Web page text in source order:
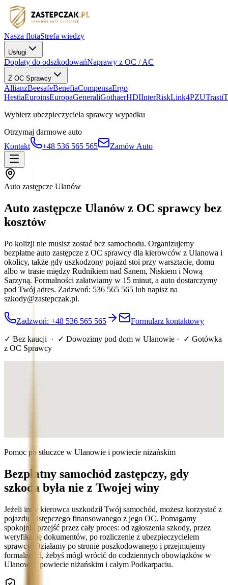
Nasza flotaStrefa wiedzy
Usługi
Dopłaty do odszkodowańNaprawy z OC / AC
Z OC Sprawcy
AllianzBeesafeBenefiaCompensaErgo
HestiaEuroinsEuropaGeneraliGothaerHDIInterRiskLink4PZUTrasti
Wybierz ubezpieczyciela sprawcy wypadku
Otrzymaj darmowe auto
Kontakt
+48 536 565 565 Zamów Auto
Auto zastępcze Ulanów
Auto zastępcze Ulanów z OC sprawcy bez
kosztów
Po kolizji nie musisz zostać bez samochodu. Organizujemy
bezpłatne auto zastępcze z OC sprawcy dla kierowców z Ulanowa i
okolicy, także gdy uszkodzony pojazd stoi przy warsztacie, domu
albo w trasie między Rudnikiem nad Sanem, Niskiem i Nową
Sarzyną. Formalności załatwiamy w 15 minut, a auto dostarczymy
pod Twój adres. Zadzwoń: 536 565 565 lub napisz na
szkody@zastepczak.pl.
Zadzwoń: +48 536 565 565 Formularz kontaktowy
✓ Bez kaucji · ✓ Dowozimy pod dom w Ulanowie · ✓ Gotówka
z OC Sprawcy
Pomoc po stłuczce w Ulanowie i powiecie niżańskim
Bezpłatny samochód zastępczy, gdy
szkoda była nie z Twojej winy
Jeżeli inny kierowca uszkodził Twój samochód, możesz korzystać z
pojazdu zastępczego finansowanego z jego OC. Pomagamy
spokojnie przejść przez cały proces: od zgłoszenia szkody, przez
weryfikację dokumentów, po rozliczenie z ubezpieczycielem
sprawcy. Działamy po stronie poszkodowanego i przejmujemy
formalności, żebyś mógł wrócić do codziennych obowiązków w
Ulanowie, powiecie niżańskim i całym Podkarpaciu.